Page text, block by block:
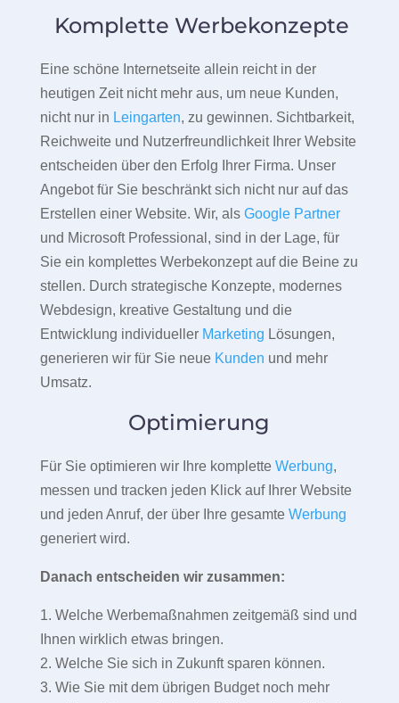
Komplette Werbekonzepte
Eine schöne Internetseite allein reicht in der
heutigen Zeit nicht mehr aus, um neue Kunden,
nicht nur in Leingarten, zu gewinnen. Sichtbarkeit,
Reichweite und Nutzerfreundlichkeit Ihrer Website
entscheiden über den Erfolg Ihrer Firma. Unser
Angebot für Sie beschränkt sich nicht nur auf das
Erstellen einer Website. Wir, als Google Partner
und Microsoft Professional, sind in der Lage, für
Sie ein komplettes Werbekonzept auf die Beine zu
stellen. Durch strategische Konzepte, modernes
Webdesign, kreative Gestaltung und die
Entwicklung individueller Marketing Lösungen,
generieren wir für Sie neue Kunden und mehr
Umsatz.
Optimierung
Für Sie optimieren wir Ihre komplette Werbung,
messen und tracken jeden Klick auf Ihrer Website
und jeden Anruf, der über Ihre gesamte Werbung
generiert wird.
Danach entscheiden wir zusammen:
1. Welche Werbemaßnahmen zeitgemäß sind und
Ihnen wirklich etwas bringen.
2. Welche Sie sich in Zukunft sparen können.
3. Wie Sie mit dem übrigen Budget noch mehr